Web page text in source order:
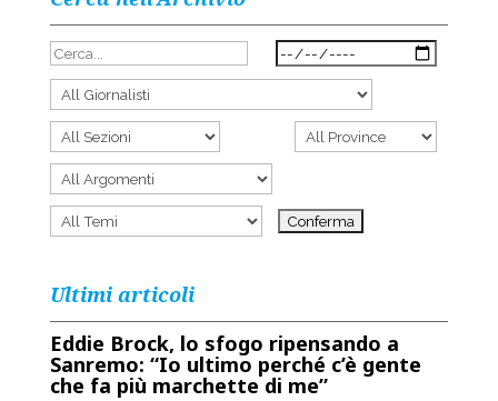
Ultimi articoli
Eddie Brock, lo sfogo ripensando a
Sanremo: “Io ultimo perché c’è gente
che fa più marchette di me”